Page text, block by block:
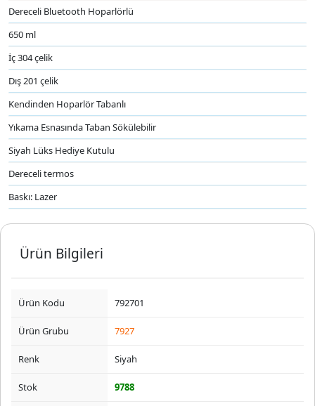
Dereceli Bluetooth Hoparlörlü
650 ml
İç 304 çelik
Dış 201 çelik
Kendinden Hoparlör Tabanlı
Yıkama Esnasında Taban Sökülebilir
Siyah Lüks Hediye Kutulu
Dereceli termos
Baskı: Lazer
Ürün Bilgileri
Ürün Kodu 792701
Ürün Grubu 7927
Renk Siyah
Stok 9788